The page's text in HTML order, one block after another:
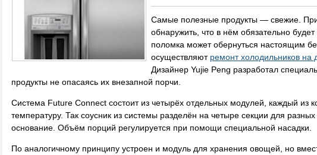
Самые полезные продукты — свежие. При
обнаружить, что в нём обязательно
поломка может обернуться настоящим
осуществляют ремонт холодильников на
Дизайнер Yujie Peng разработал
продукты не опасаясь их внезапной порчи.
Система Future Connect состоит из четырёх отдельных модулей, каждый из
температуру. Так соусник из системы разделён на четыре секции для
основание. Объём порций регулируется при помощи специальной насадки.
По аналогичному принципу устроен и модуль для хранения овощей, но